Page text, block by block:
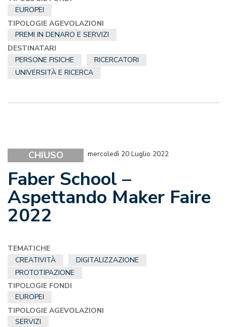
EUROPEI
TIPOLOGIE AGEVOLAZIONI
PREMI IN DENARO E SERVIZI
DESTINATARI
PERSONE FISICHE
RICERCATORI
UNIVERSITÀ E RICERCA
CHIUSO mercoledì 20 Luglio 2022
Faber School –
Aspettando Maker Faire
2022
TEMATICHE
CREATIVITÀ
DIGITALIZZAZIONE
PROTOTIPAZIONE
TIPOLOGIE FONDI
EUROPEI
TIPOLOGIE AGEVOLAZIONI
SERVIZI